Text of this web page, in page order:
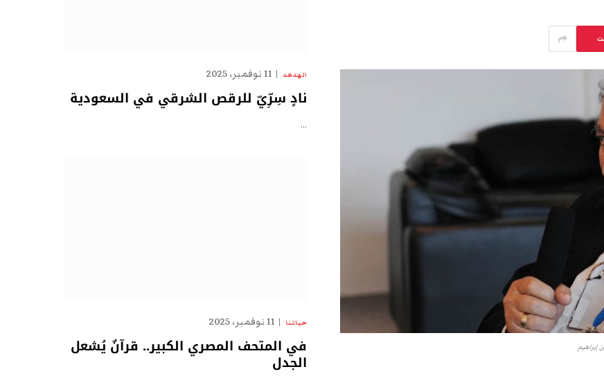
إبراهيم
الهدهد 11 نوفمبر، 2025
نادٍ سِرِّيّ للرقص الشرقي في السعودية
…
حياتنا 11 نوفمبر، 2025
في المتحف المصري الكبير.. قرآنٌ يُشعل
الجدل